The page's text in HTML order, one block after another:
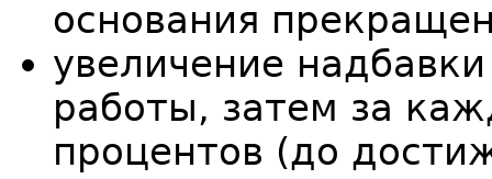
основания
увеличение
работы, затем за
процентов (до